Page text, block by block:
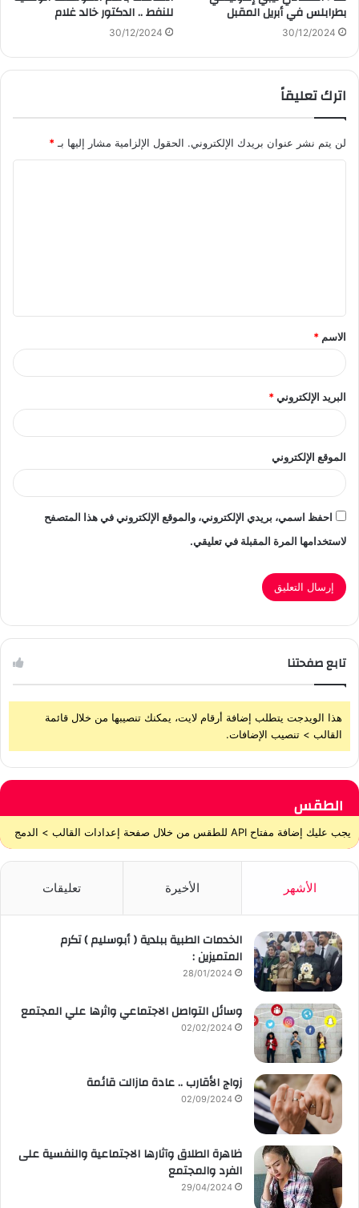
بطرابلس في أبريل المقبل
30/12/2024
للنفط .. الدكتور خالد غلام
30/12/2024
اترك تعليقاً
لن يتم نشر عنوان بريدك الإلكتروني. الحقول الإلزامية مشار إليها بـ *
ق
*
الاسم *
البريد الإلكتروني*
الموقع الإلكتروني
احفظ اسمي، بريدي الإلكتروني، والموقع الإلكتروني في هذا المتصفح
لاستخدامها المرة المقبلة في تعليقي.
تابع صفحتنا
هذا الويدجت يتطلب إضافة أرقام لايت، يمكنك تنصيبها من خلال قائمة
القالب > تنصيب الإضافات.
الطقس
يجب عليك إضافة مفتاح API للطقس من خلال صفحة إعدادات القالب > الدمج
الأشهر الأخيرة تعليقات
الخدمات الطبية ببلدية ( أبوسليم ) تكرم
المتميزين :
28/01/2024
وسائل التواصل الاجتماعي واثرها علي المجتمع
02/02/2024
زواج الأقارب .. عادة مازالت قائمة
02/09/2024
ظاهرة الطلاق وآثارها الاجتماعية والنفسية على
الفرد والمجتمع
29/04/2024